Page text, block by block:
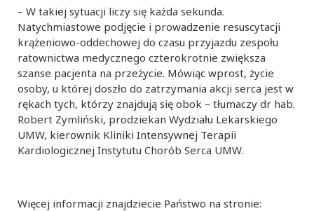
– W takiej sytuacji liczy się każda sekunda.
Natychmiastowe podjęcie i prowadzenie resuscytacji
krążeniowo-oddechowej do czasu przyjazdu zespołu
ratownictwa medycznego czterokrotnie zwiększa
szanse pacjenta na przeżycie. Mówiąc wprost, życie
osoby, u której doszło do zatrzymania akcji serca jest w
rękach tych, którzy znajdują się obok – tłumaczy dr hab.
Robert Zymliński, prodziekan Wydziału Lekarskiego
UMW, kierownik Kliniki Intensywnej Terapii
Kardiologicznej Instytutu Chorób Serca UMW.
Więcej informacji znajdziecie Państwo na stronie: